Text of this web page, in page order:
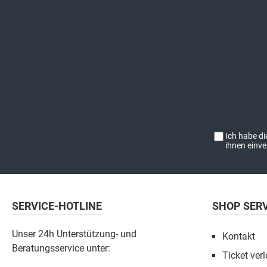
Ich habe
ihnen
SERVICE-HOTLINE
Unser 24h Unterstützung- und
Beratungsservice unter:
SHOP
Kontakt
Ticket